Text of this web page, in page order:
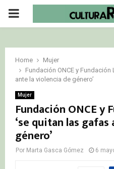
PRIMARY
Home
Mujer
Fundación ONCE y
ante la violencia de género’
Mujer
Fundación ONCE y
‘se quitan las
género’
Por Marta Gasca Gómez 6